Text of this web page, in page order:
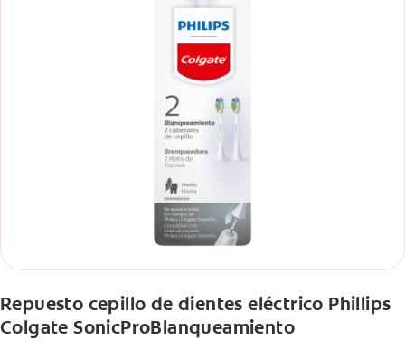
Repuesto cepillo de dientes eléctrico Phillips
Colgate SonicProBlanqueamiento